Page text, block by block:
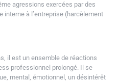
agressions exercées par des
à l’entreprise (harcèlement
il est un ensemble de réactions
professionnel prolongé. Il se
mental, émotionnel, un désintérêt